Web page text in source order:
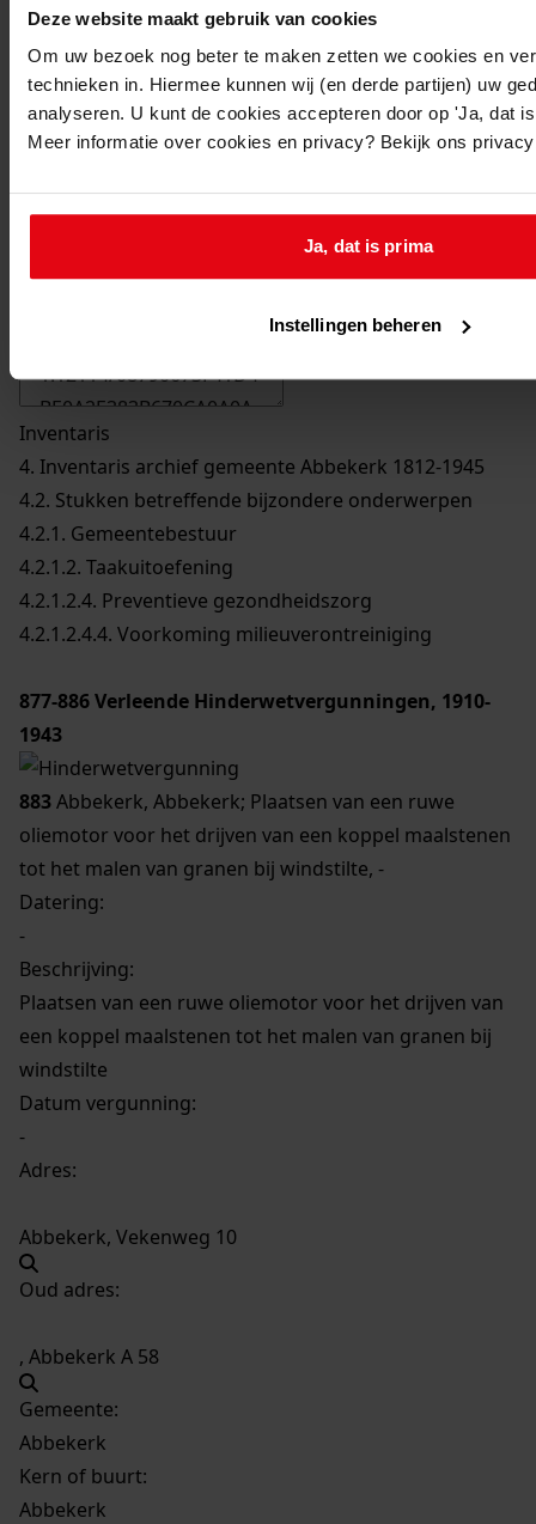
Deze website maakt gebruik van cookies
Om uw bezoek nog beter te maken zetten we cookies en
technieken in. Hiermee kunnen wij (en derde partijen) uw
analyseren. U kunt de cookies accepteren door op 'Ja, dat
Meer informatie over cookies en privacy? Bekijk ons
Ja, dat is prima
Instellingen beheren
Inventaris
4. Inventaris archief gemeente Abbekerk 1812-1945
4.2. Stukken betreffende bijzondere onderwerpen
4.2.1. Gemeentebestuur
4.2.1.2. Taakuitoefening
4.2.1.2.4. Preventieve gezondheidszorg
4.2.1.2.4.4. Voorkoming milieuverontreiniging
877-886Verleende Hinderwetvergunningen, 1910-
1943
883Abbekerk, Abbekerk; Plaatsen van een ruwe
oliemotor voor het drijven van een koppel maalstenen
tot het malen van granen bij windstilte, -
Datering:
-
Beschrijving:
Plaatsen van een ruwe oliemotor voor het drijven van
een koppel maalstenen tot het malen van granen bij
windstilte
Datum vergunning:
-
Adres:
Abbekerk, Vekenweg 10
Oud adres:
, Abbekerk A 58
Gemeente:
Abbekerk
Kern of buurt:
Abbekerk